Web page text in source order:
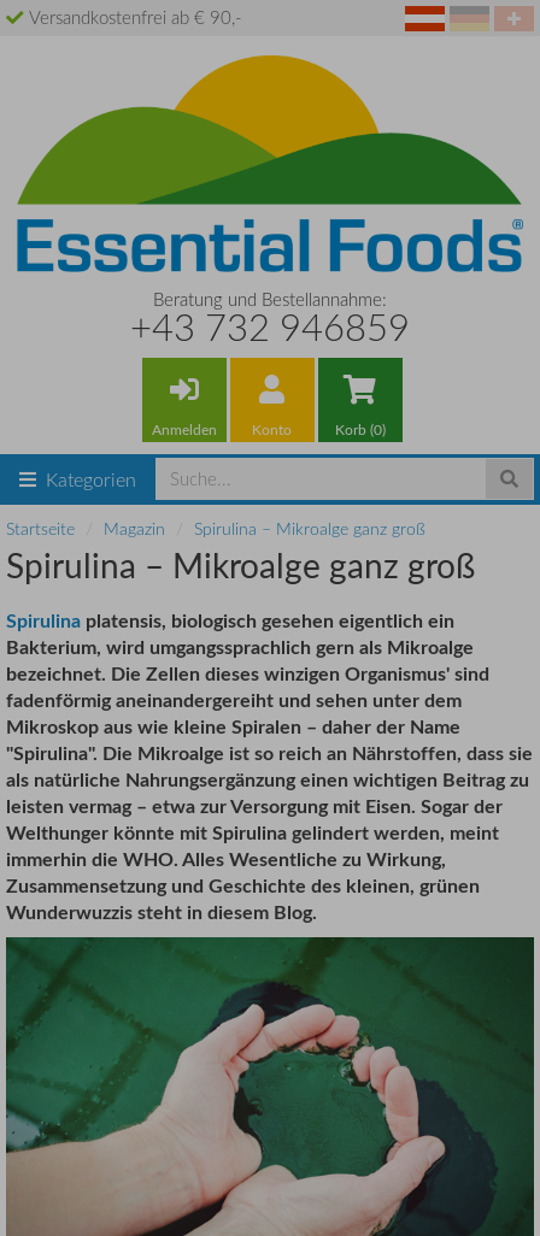
Versandkostenfrei ab € 90,-
Beratung und Bestellannahme:
+43 732 946859
Anmelden Konto Korb (0)
Kategorien
Startseite Magazin Spirulina – Mikroalge ganz groß
Spirulina – Mikroalge ganz groß
Spirulina platensis, biologisch gesehen eigentlich ein
Bakterium, wird umgangssprachlich gern als Mikroalge
bezeichnet. Die Zellen dieses winzigen Organismus' sind
fadenförmig aneinandergereiht und sehen unter dem
Mikroskop aus wie kleine Spiralen – daher der Name
"Spirulina". Die Mikroalge ist so reich an Nährstoffen, dass sie
als natürliche Nahrungsergänzung einen wichtigen Beitrag zu
leisten vermag – etwa zur Versorgung mit Eisen. Sogar der
Welthunger könnte mit Spirulina gelindert werden, meint
immerhin die WHO. Alles Wesentliche zu Wirkung,
Zusammensetzung und Geschichte des kleinen, grünen
Wunderwuzzis steht in diesem Blog.